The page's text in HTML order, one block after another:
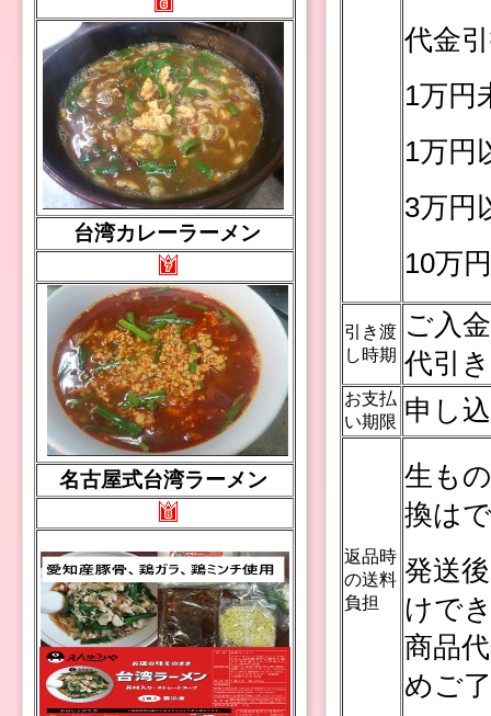
代金
1万
1万円
3万円
10万
引き渡
し時期
ご入
代引
お支払
い期限 申し
返品時
の送料
負担
生も
換は
発送
けで
商品
めご
台湾カレーラーメン
名古屋式台湾ラーメン